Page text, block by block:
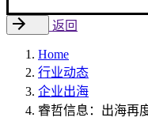
返回
Home
行业动态
企业出海
睿哲信息：出海再